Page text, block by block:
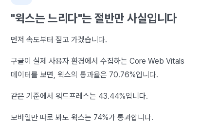
"윅스는 느리다"는 절반만 사실입니다
먼저 속도부터 짚고 가겠습니다.
구글이 실제 사용자 환경에서 수집하는 Core Web Vitals
데이터를 보면, 윅스의 통과율은 70.76%입니다.
같은 기준에서 워드프레스는 43.44%입니다.
모바일만 따로 봐도 윅스는 74%가 통과합니다.